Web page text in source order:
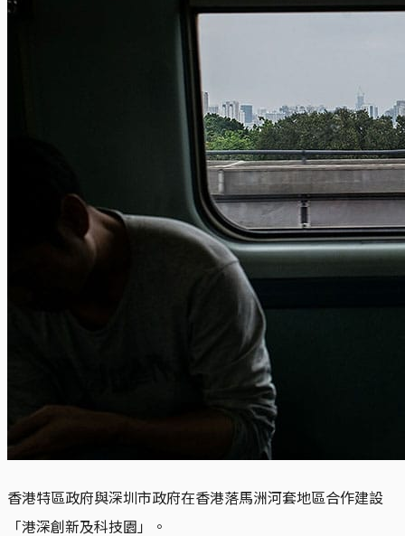
香港特區政府與深圳市政府在香港落馬洲河套地區合作建設
「港深創新及科技園」。